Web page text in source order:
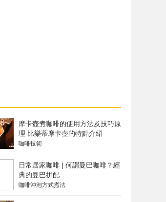
摩卡壺煮咖啡的使用方法及技巧原
理 比樂蒂摩卡壺的特點介紹
咖啡技術
日常居家咖啡 | 何謂曼巴咖啡？經
典的曼巴拼配
咖啡沖泡方式煮法